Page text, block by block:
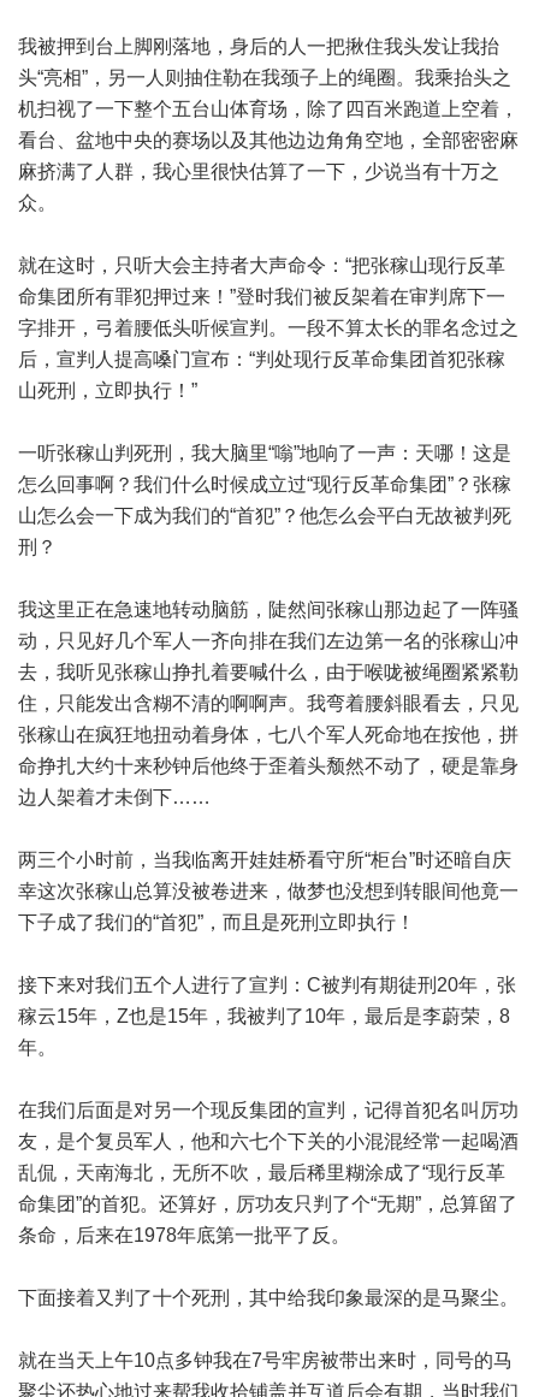
我被押到台上脚刚落地，身后的人一把揪住我头发让我抬
头“亮相”，另一人则抽住勒在我颈子上的绳圈。我乘抬头之
机扫视了一下整个五台山体育场，除了四百米跑道上空着，
看台、盆地中央的赛场以及其他边边角角空地，全部密密麻
麻挤满了人群，我心里很快估算了一下，少说当有十万之
众。
就在这时，只听大会主持者大声命令：“把张稼山现行反革
命集团所有罪犯押过来！”登时我们被反架着在审判席下一
字排开，弓着腰低头听候宣判。一段不算太长的罪名念过之
后，宣判人提高嗓门宣布：“判处现行反革命集团首犯张稼
山死刑，立即执行！”
一听张稼山判死刑，我大脑里“嗡”地响了一声：天哪！这是
怎么回事啊？我们什么时候成立过“现行反革命集团”？张稼
山怎么会一下成为我们的“首犯”？他怎么会平白无故被判死
刑？
我这里正在急速地转动脑筋，陡然间张稼山那边起了一阵骚
动，只见好几个军人一齐向排在我们左边第一名的张稼山冲
去，我听见张稼山挣扎着要喊什么，由于喉咙被绳圈紧紧勒
住，只能发出含糊不清的啊啊声。我弯着腰斜眼看去，只见
张稼山在疯狂地扭动着身体，七八个军人死命地在按他，拼
命挣扎大约十来秒钟后他终于歪着头颓然不动了，硬是靠身
边人架着才未倒下……
两三个小时前，当我临离开娃娃桥看守所“柜台”时还暗自庆
幸这次张稼山总算没被卷进来，做梦也没想到转眼间他竟一
下子成了我们的“首犯”，而且是死刑立即执行！
接下来对我们五个人进行了宣判：C被判有期徒刑20年，张
稼云15年，Z也是15年，我被判了10年，最后是李蔚荣，8
年。
在我们后面是对另一个现反集团的宣判，记得首犯名叫厉功
友，是个复员军人，他和六七个下关的小混混经常一起喝酒
乱侃，天南海北，无所不吹，最后稀里糊涂成了“现行反革
命集团”的首犯。还算好，厉功友只判了个“无期”，总算留了
条命，后来在1978年底第一批平了反。
下面接着又判了十个死刑，其中给我印象最深的是马聚尘。
就在当天上午10点多钟我在7号牢房被带出来时，同号的马
聚尘还热心地过来帮我收拾铺盖并互道后会有期，当时我们